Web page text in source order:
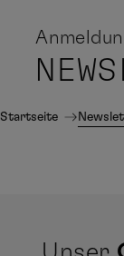
Startseite